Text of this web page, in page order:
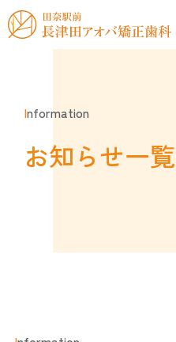
Information
お知らせ一覧